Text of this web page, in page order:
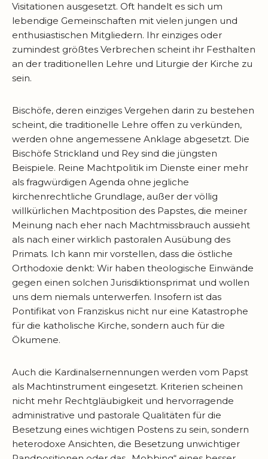
Visitationen ausgesetzt. Oft handelt es sich um
lebendige Gemeinschaften mit vielen jungen und
enthusiastischen Mitgliedern. Ihr einziges oder
zumindest größtes Verbrechen scheint ihr Festhalten
an der traditionellen Lehre und Liturgie der Kirche zu
sein.
Bischöfe, deren einziges Vergehen darin zu bestehen
scheint, die traditionelle Lehre offen zu verkünden,
werden ohne angemessene Anklage abgesetzt. Die
Bischöfe Strickland und Rey sind die jüngsten
Beispiele. Reine Machtpolitik im Dienste einer mehr
als fragwürdigen Agenda ohne jegliche
kirchenrechtliche Grundlage, außer der völlig
willkürlichen Machtposition des Papstes, die meiner
Meinung nach eher nach Machtmissbrauch aussieht
als nach einer wirklich pastoralen Ausübung des
Primats. Ich kann mir vorstellen, dass die östliche
Orthodoxie denkt: Wir haben theologische Einwände
gegen einen solchen Jurisdiktionsprimat und wollen
uns dem niemals unterwerfen. Insofern ist das
Pontifikat von Franziskus nicht nur eine Katastrophe
für die katholische Kirche, sondern auch für die
Ökumene.
Auch die Kardinalsernennungen werden vom Papst
als Machtinstrument eingesetzt. Kriterien scheinen
nicht mehr Rechtgläubigkeit und hervorragende
administrative und pastorale Qualitäten für die
Besetzung eines wichtigen Postens zu sein, sondern
heterodoxe Ansichten, die Besetzung unwichtiger